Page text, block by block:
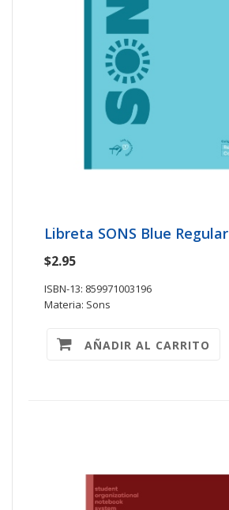
Libreta SONS Blue Regular
$2.95
ISBN-13: 859971003196
Materia: Sons
AÑADIR AL CARRITO